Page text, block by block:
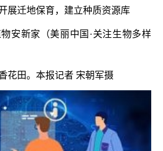
展迁地保育，建立种质资源库
安新家（美丽中国·关注生物多样
花田。本报记者 宋朝军摄